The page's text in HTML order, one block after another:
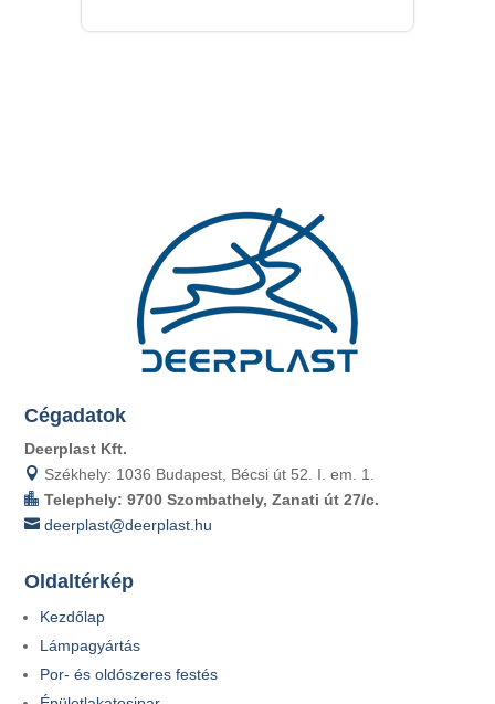
Cégadatok
Deerplast Kft.
 Székhely: 1036 Budapest, Bécsi út 52. I. em. 1.
 Telephely: 9700 Szombathely, Zanati út 27/c.
 deerplast@deerplast.hu
Oldaltérkép
Kezdőlap
Lámpagyártás
Por- és oldószeres festés